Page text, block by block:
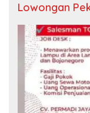
Lowongan